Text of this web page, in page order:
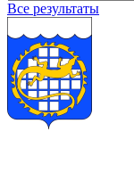
Все результаты